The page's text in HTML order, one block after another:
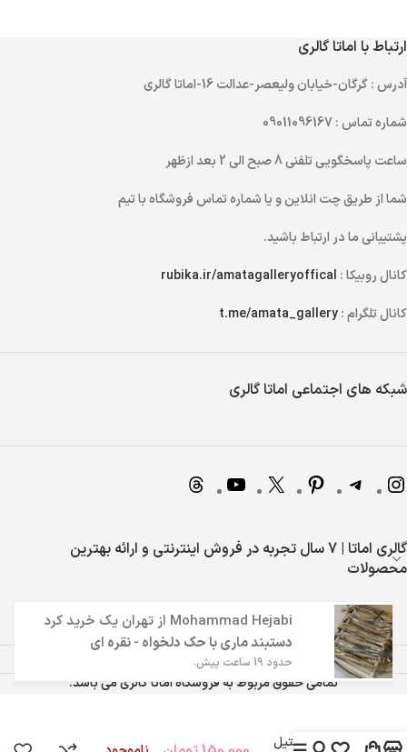
ارتباط با اماتا گالری
آدرس: گرگان-خیابان ولیعصر-عدالت 16-اماتا گالری
شماره تماس: 09011096167
ساعت پاسخگویی تلفنی
شما از طریقچت انلاینو یاشماره تماسفروشگاه با تیم
پشتیبانی ما در ارتباط باشید.
کانال روبیکا : rubika.ir/amatagalleryoffical
کانال تلگرام :t.me/amata_gallery
شبکه های اجتماعی اماتا گالری
گالری اماتا | 7 سال تجربه در فروش اینترنتی و ارائه بهترین
محصولات
تمامی حقوق مربوط به فروشگاه اماتا گالری می باشد.
گردنبند استیل
Mohammad Hejabi ازتهران یک خرید کرد
دستبند ماری با حک دلخواه - نقره ای
حدود 19 ساعت پیش.